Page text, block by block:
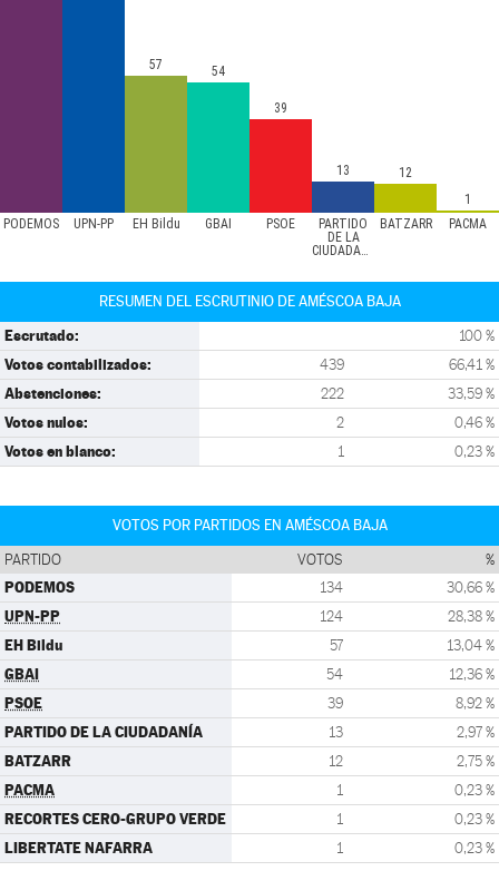
PODEMOS UPN-PP EH Bildu GBAI PSOE
PARTIDO
DE LA
CIUDADANÍA
BATZARR PACMA
57 54
39
13
12
1
RESUMEN DEL ESCRUTINIO DE AMÉSCOA BAJA
Escrutado: 100 %
Votos contabilizados: 439 66,41 %
Abstenciones: 222 33,59 %
Votos nulos: 2 0,46 %
Votos en blanco: 1 0,23 %
VOTOS POR PARTIDOS EN AMÉSCOA BAJA
PARTIDO VOTOS %
PODEMOS 134 30,66 %
UPN-PP 124 28,38 %
EH Bildu 57 13,04 %
GBAI 54 12,36 %
PSOE 39 8,92 %
PARTIDO DE LA CIUDADANÍA 13 2,97 %
BATZARR 12 2,75 %
PACMA 1 0,23 %
RECORTES CERO-GRUPO VERDE 1 0,23 %
LIBERTATE NAFARRA 1 0,23 %